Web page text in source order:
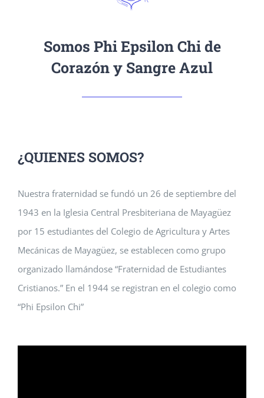
Somos Phi Epsilon Chi de
Corazón y Sangre Azul
¿QUIENES SOMOS?
Nuestra fraternidad se fundó un 26 de septiembre del
1943 en la Iglesia Central Presbiteriana de Mayagüez
por 15 estudiantes del Colegio de Agricultura y Artes
Mecánicas de Mayagüez, se establecen como grupo
organizado llamándose “Fraternidad de Estudiantes
Cristianos.” En el 1944 se registran en el colegio como
“Phi Epsilon Chi”